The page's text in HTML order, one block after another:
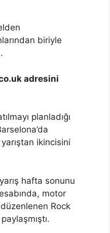
biriyle
adresini
planladığı
ikincisini
hafta sonunu
motor
Rock